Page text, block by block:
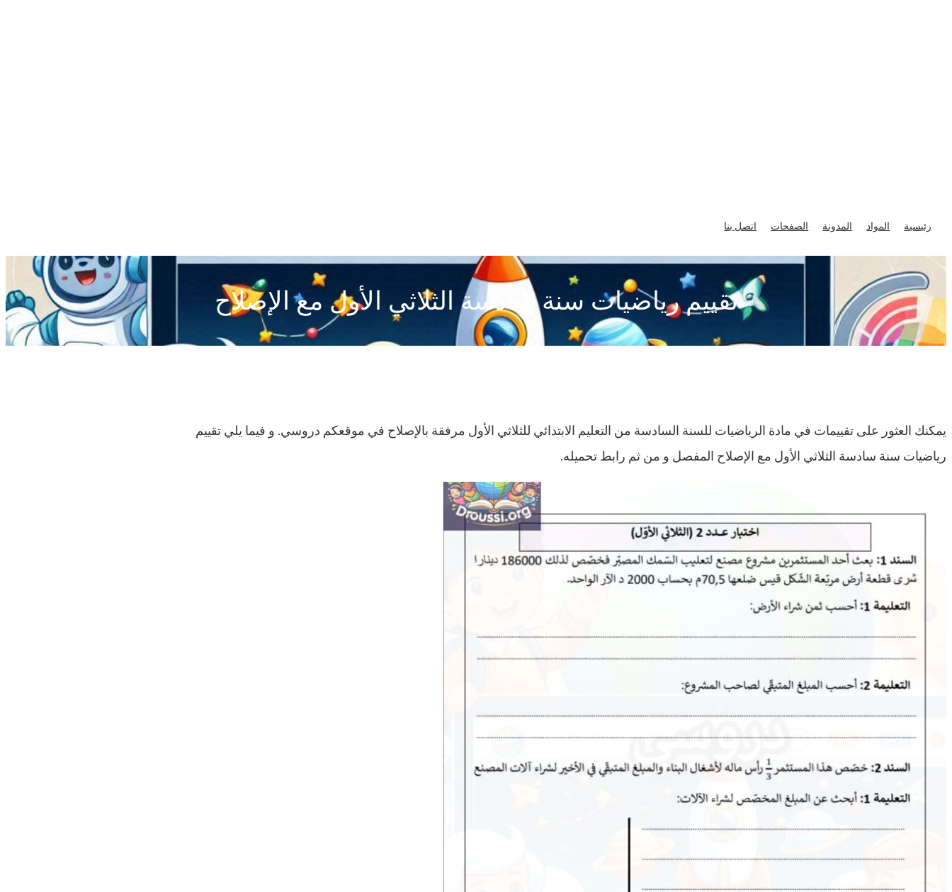
رئيسية المواد المدونة الصفحات اتصل بنا
تقييم رياضيات سنة سادسة الثلاثي الأول مع الإصلاح
يمكنك العثور على تقييمات في مادة الرياضيات للسنة السادسة من التعليم الابتدائي للثلاثي الأول مرفقة بالإصلاح في موقعكم دروسي. و فيما يلي تقييم
رياضيات سنة سادسة الثلاثي الأول مع الإصلاح المفصل و من ثم رابط تحميله.